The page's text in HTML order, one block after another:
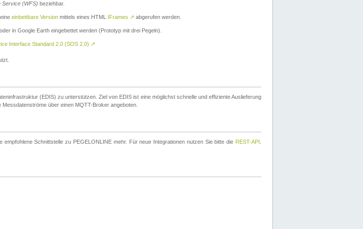
Service (WFS) beziehbar.
einbettbare Version mittels eines HTML IFrames ↗ abgerufen werden.
oder in Google Earth eingebettet werden (Prototyp mit drei Pegeln).
Interface Standard 2.0 (SOS 2.0) ↗
(EDIS) zu unterstützen. Ziel von EDIS ist eine möglichst schnelle und effiziente Auslieferung
über einen MQTT-Broker angeboten.
Schnittstelle zu PEGELONLINE mehr. Für neue Integrationen nutzen Sie bitte die REST-API